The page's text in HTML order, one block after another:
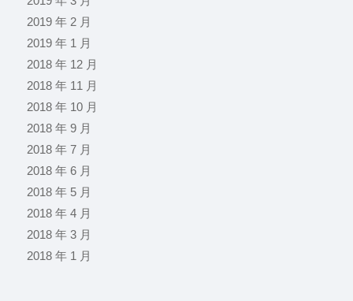
2019 年 2 月
2019 年 1 月
2018 年 12 月
2018 年 11 月
2018 年 10 月
2018 年 9 月
2018 年 7 月
2018 年 6 月
2018 年 5 月
2018 年 4 月
2018 年 3 月
2018 年 1 月